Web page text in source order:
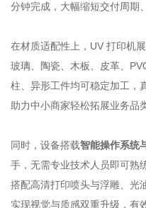
分钟完成，大幅缩短交付周期
在材质适配性上，UV 打印机
玻璃、陶瓷、木板、皮革、
柱、异形工件均可稳定加工，
助力中小商家轻松拓展业务品
同时，设备搭载智能操作系统
手，无需专业技术人员即可熟
搭配高清打印喷头与浮雕、光
实现视觉与质感双重升级，有